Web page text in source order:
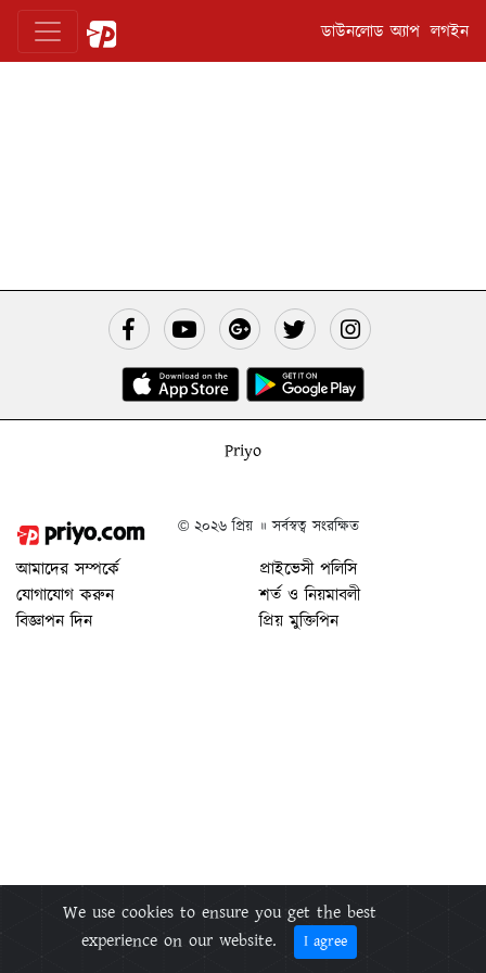
ডাউনলোড অ্যাপ লগইন
Priyo
© ২০২৬ প্রিয় ॥ সর্বস্বত্ব সংরক্ষিত
আমাদের সম্পর্কে
যোগাযোগ করুন
বিজ্ঞাপন দিন
প্রাইভেসী পলিসি
শর্ত ও নিয়মাবলী
প্রিয় মুক্তিপিন
We use cookies to ensure you get the best
experience on our website.
I agree